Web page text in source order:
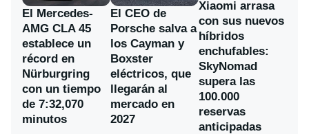
El Mercedes-
AMG CLA 45
establece un
récord en
Nürburgring
con un tiempo
de 7:32,070
minutos
El CEO de
Porsche salva a
los Cayman y
Boxster
eléctricos, que
llegarán al
mercado en
2027
Xiaomi arrasa
con sus nuevos
híbridos
enchufables:
SkyNomad
supera las
100.000
reservas
anticipadas